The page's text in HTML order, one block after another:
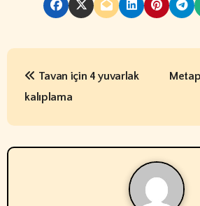
P
s
t
Tavan için 4 yuvarlak
kalıplama